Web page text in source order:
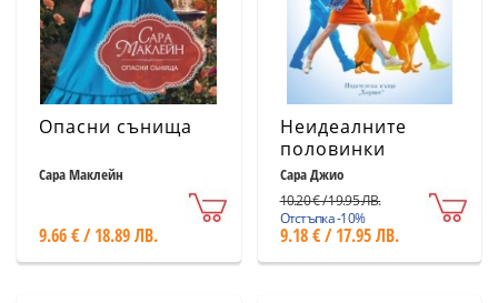
Опасни сънища
Сара Маклейн
9.66 € / 18.89 ЛВ.
Неидеалните
половинки
Сара Джио
10.20 € / 19.95 ЛВ.
Отстъпка -10%
9.18 € / 17.95 ЛВ.